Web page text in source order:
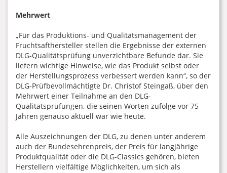
Mehrwert
„Für das Produktions- und Qualitätsmanagement der
Fruchtsafthersteller stellen die Ergebnisse der externen
DLG-Qualitätsprüfung unverzichtbare Befunde dar. Sie
liefern wichtige Hinweise, wie das Produkt selbst oder
der Herstellungsprozess verbessert werden kann“, so der
DLG-Prüfbevollmächtigte Dr. Christof Steingaß, über den
Mehrwert einer Teilnahme an den DLG-
Qualitätsprüfungen, die seinen Worten zufolge vor 75
Jahren genauso aktuell war wie heute.
Alle Auszeichnungen der DLG, zu denen unter anderem
auch der Bundesehrenpreis, der Preis für langjährige
Produktqualität oder die DLG-Classics gehören, bieten
Herstellern vielfältige Möglichkeiten, um sich als